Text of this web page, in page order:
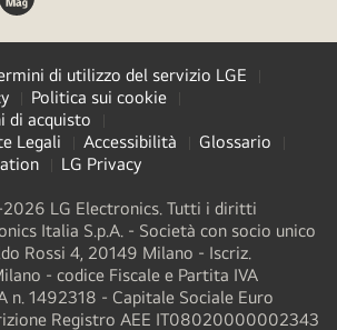
di utilizzo del servizio LGE
Politica sui cookie
di acquisto
Legali
Accessibilità
Glossario
LG Privacy
LG Electronics. Tutti i diritti
Italia S.p.A. - Società con socio unico
Rossi 4, 20149 Milano - Iscriz.
- codice Fiscale e Partita IVA
n. 1492318 - Capitale Sociale Euro
Registro AEE IT08020000002343​